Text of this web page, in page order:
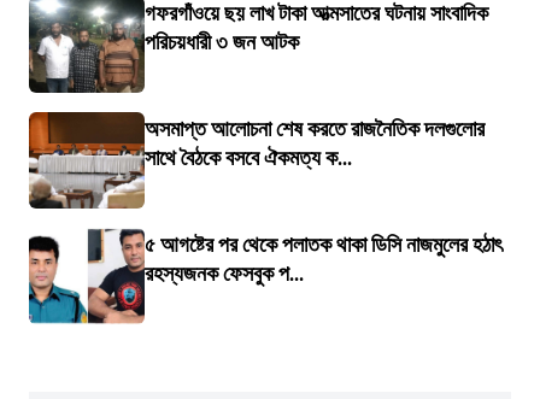
গফরগাঁওয়ে ছয় লাখ টাকা আত্মসাতের ঘটনায় সাংবাদিক
পরিচয়ধারী ৩ জন আটক
অসমাপ্ত আলোচনা শেষ করতে রাজনৈতিক দলগুলোর
সাথে বৈঠকে বসবে ঐকমত্য ক...
৫ আগষ্টের পর থেকে পলাতক থাকা ডিসি নাজমুলের হঠাৎ
রহস্যজনক ফেসবুক প...